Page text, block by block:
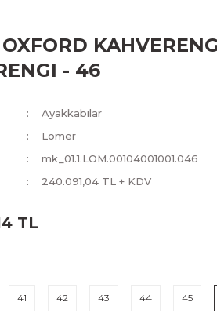
- 46
Ayakkabılar
Lomer
mk_01.1.LOM.00104001001.046
240.091,04 TL + KDV
TL
41 42 43 44 45